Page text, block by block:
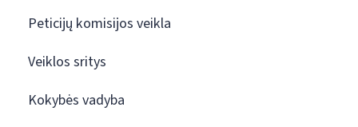
Peticijų komisijos veikla
Veiklos sritys
Kokybės vadyba